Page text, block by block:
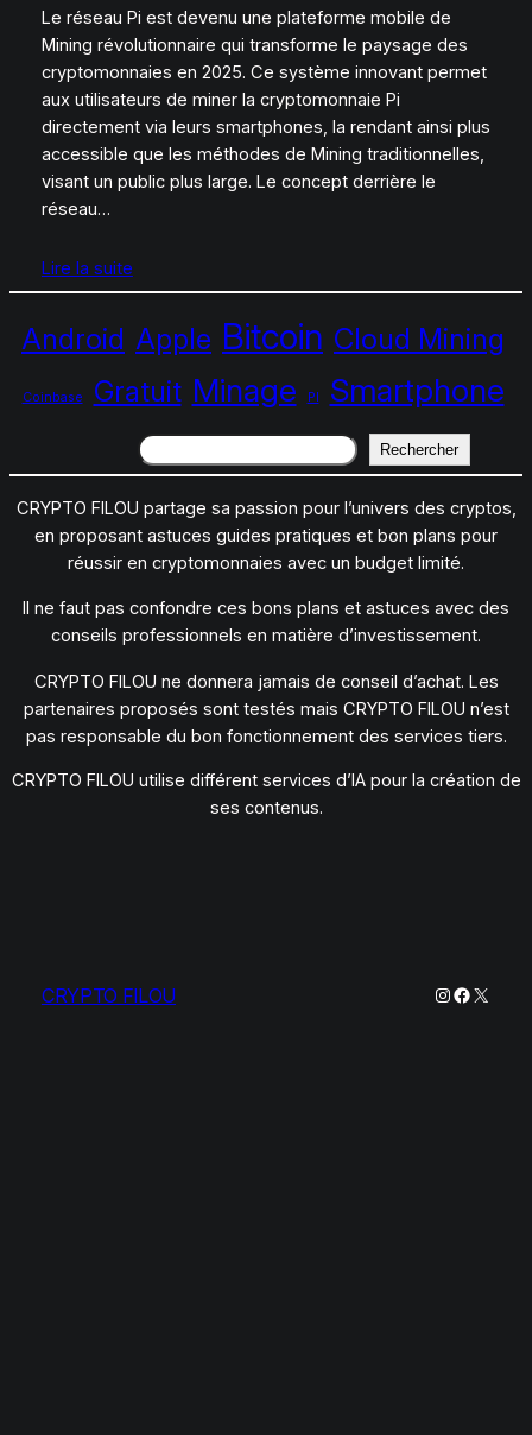
Le réseau Pi est devenu une plateforme mobile de
Mining révolutionnaire qui transforme le paysage des
cryptomonnaies en 2025. Ce système innovant permet
aux utilisateurs de miner la cryptomonnaie Pi
directement via leurs smartphones, la rendant ainsi plus
accessible que les méthodes de Mining traditionnelles,
visant un public plus large. Le concept derrière le
réseau…
Lire la suite
Android Apple Bitcoin Cloud Mining
Coinbase Gratuit Minage PI Smartphone
Rechercher
CRYPTO FILOU partage sa passion pour l’univers des cryptos,
en proposant astuces guides pratiques et bon plans pour
réussir en cryptomonnaies avec un budget limité.
Il ne faut pas confondre ces bons plans et astuces avec des
conseils professionnels en matière d’investissement.
CRYPTO FILOU ne donnera jamais de conseil d’achat. Les
partenaires proposés sont testés mais CRYPTO FILOU n’est
pas responsable du bon fonctionnement des services tiers.
CRYPTO FILOU utilise différent services d’IA pour la création de
ses contenus.
CRYPTO FILOU Instagram
X